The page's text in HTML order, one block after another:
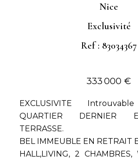
Nice
Exclusivité
Ref : 83034367
333 000 €
EXCLUSIVITE
QUARTIER DERNIER
TERRASSE.
BEL IMMEUBLE EN RETRAIT
HALL,LIVING, 2